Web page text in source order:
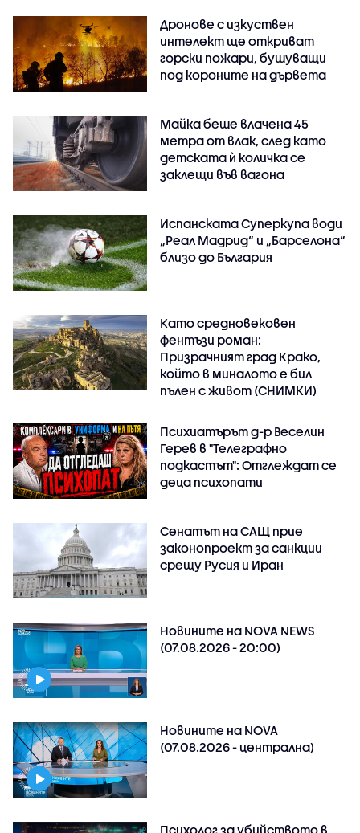
Дронове с изкуствен
интелект ще откриват
горски пожари, бушуващи
под короните на дървета
Майка беше влачена 45
метра от влак, след като
детската ѝ количка се
заклещи във вагона
Испанската Суперкупа води
„Реал Мадрид“ и „Барселона“
близо до България
Като средновековен
фентъзи роман:
Призрачният град Крако,
който в миналото е бил
пълен с живот (СНИМКИ)
Психиатърът д-р Веселин
Герев в "Телеграфно
подкастът": Отглеждат се
деца психопати
Сенатът на САЩ прие
законопроект за санкции
срещу Русия и Иран
Новините на NOVA NEWS
(07.08.2026 - 20:00)
Новините на NOVA
(07.08.2026 - централна)
Психолог за убийството в